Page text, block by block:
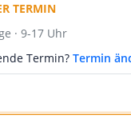
TERMIN
· 9-17 Uhr
Termin? Termin